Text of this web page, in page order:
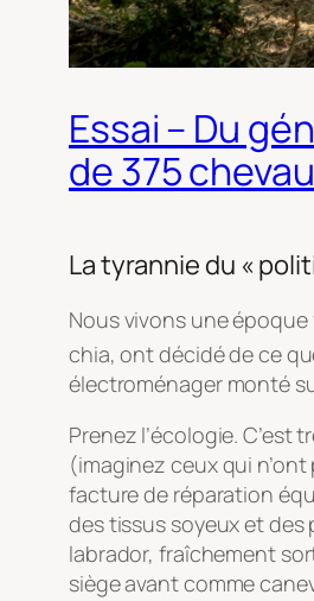
Essai – Du
de 375
La tyrannie du «
Nous vivons une
chia, ont décidé de ce
électroménager monté
Prenez l’écologie.
(imaginez ceux qui
facture de réparation
des tissus soyeux et des
labrador, fraîchement
siège avant comme